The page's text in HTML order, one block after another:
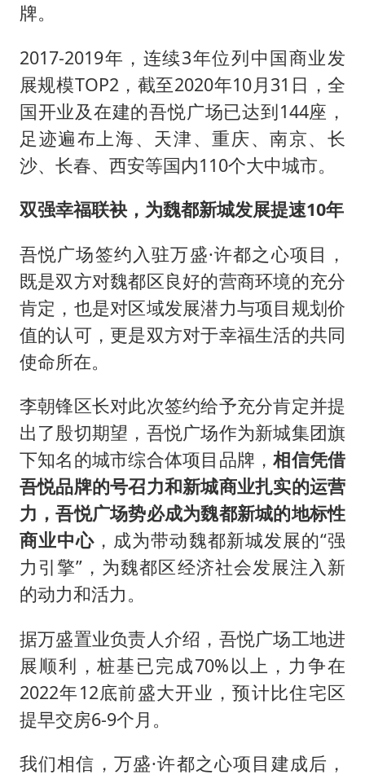
牌。
2017-2019年，连续3年位列中国商业发
展规模TOP2，截至2020年10月31日，全
国开业及在建的吾悦广场已达到144座，
足迹遍布上海、天津、重庆、南京、长
沙、长春、西安等国内110个大中城市。
双强幸福联袂，为魏都新城发展提速10年
吾悦广场签约入驻万盛·许都之心项目，
既是双方对魏都区良好的营商环境的充分
肯定，也是对区域发展潜力与项目规划价
值的认可，更是双方对于幸福生活的共同
使命所在。
李朝锋区长对此次签约给予充分肯定并提
出了殷切期望，吾悦广场作为新城集团旗
下知名的城市综合体项目品牌，相信凭借
吾悦品牌的号召力和新城商业扎实的运营
力，吾悦广场势必成为魏都新城的地标性
商业中心 ，成为带动魏都新城发展的“强
力引擎”，为魏都区经济社会发展注入新
的动力和活力。
据万盛置业负责人介绍，吾悦广场工地进
展顺利，桩基已完成70%以上，力争在
2022年12底前盛大开业，预计比住宅区
提早交房6-9个月。
我们相信，万盛·许都之心项目建成后，